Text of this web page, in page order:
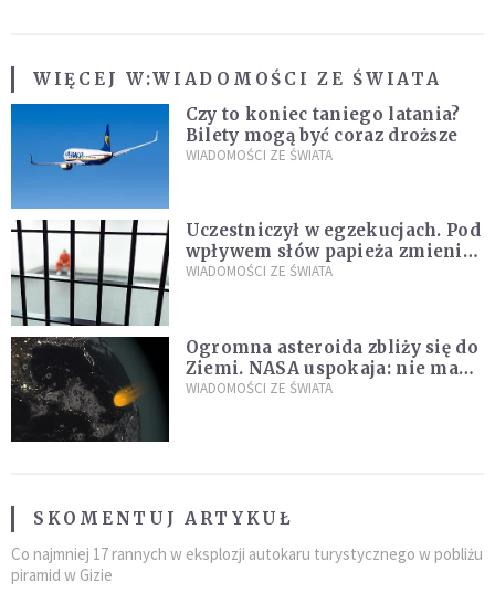
WIĘCEJ W:WIADOMOŚCI ZE ŚWIATA
Czy to koniec taniego latania?
Bilety mogą być coraz droższe
WIADOMOŚCI ZE ŚWIATA
Uczestniczył w egzekucjach. Pod
wpływem słów papieża zmienił
zdanie
WIADOMOŚCI ZE ŚWIATA
Ogromna asteroida zbliży się do
Ziemi. NASA uspokaja: nie ma
zagrożenia
WIADOMOŚCI ZE ŚWIATA
SKOMENTUJ ARTYKUŁ
Co najmniej 17 rannych w eksplozji autokaru turystycznego w pobliżu
piramid w Gizie